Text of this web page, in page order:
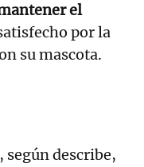
el
por la
su mascota.
, según describe,